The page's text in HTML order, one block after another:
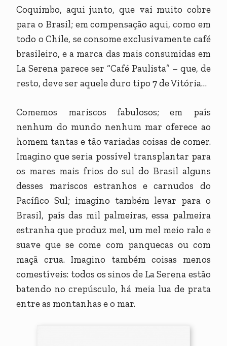
Coquimbo, aqui junto, que vai muito cobre
para o Brasil; em compensação aqui, como em
todo o Chile, se consome exclusivamente café
brasileiro, e a marca das mais consumidas em
La Serena parece ser “Café Paulista” – que, de
resto, deve ser aquele duro tipo 7 de Vitória…
Comemos mariscos fabulosos; em país
nenhum do mundo nenhum mar oferece ao
homem tantas e tão variadas coisas de comer.
Imagino que seria possível transplantar para
os mares mais frios do sul do Brasil alguns
desses mariscos estranhos e carnudos do
Pacífico Sul; imagino também levar para o
Brasil, país das mil palmeiras, essa palmeira
estranha que produz mel, um mel meio ralo e
suave que se come com panquecas ou com
maçã crua. Imagino também coisas menos
comestíveis: todos os sinos de La Serena estão
batendo no crepúsculo, há meia lua de prata
entre as montanhas e o mar.